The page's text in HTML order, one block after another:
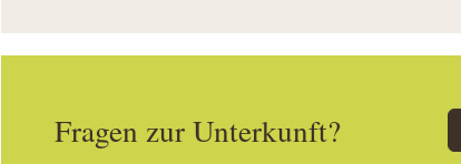
Fragen zur Unterkunft?